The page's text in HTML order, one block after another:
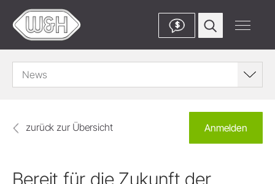
$
News
zurück zur Übersicht Anmelden
Bereit für die Zukunft der